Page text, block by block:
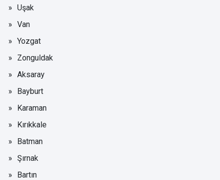
Uşak
Van
Yozgat
Zonguldak
Aksaray
Bayburt
Karaman
Kırıkkale
Batman
Şırnak
Bartın